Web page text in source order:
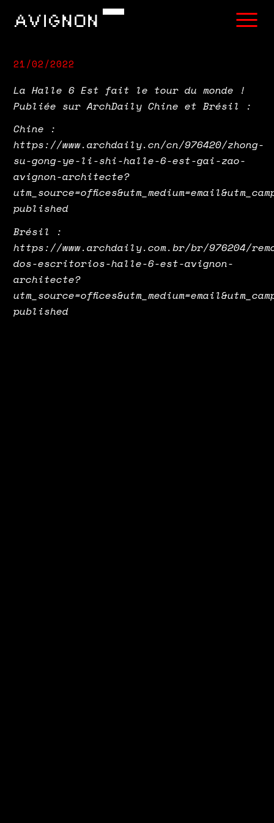
AVIGNON
21/02/2022
La Halle 6 Est fait le tour du monde !
Publiée sur ArchDaily Chine et Brésil :
Chine :
https://www.archdaily.cn/cn/976420/zhong-
su-gong-ye-li-shi-halle-6-est-gai-zao-
avignon-architecte?
published
Brésil :
https://www.archdaily.com.br/br/976204/
dos-escritorios-halle-6-est-avignon-
architecte?
published